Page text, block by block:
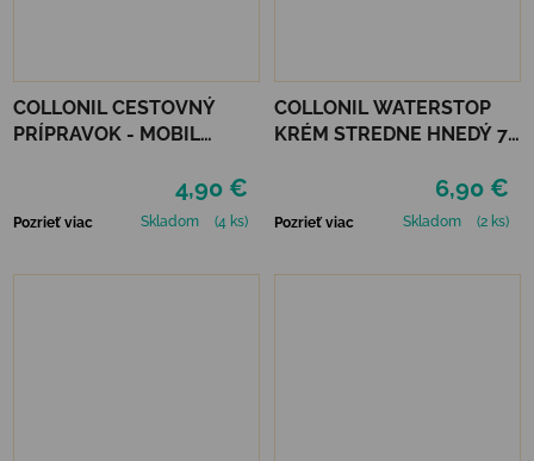
COLLONIL CESTOVNÝ
PRÍPRAVOK - MOBIL
4,90 €
Pozrieť viac Skladom (4 ks)
COLLONIL WATERSTOP
KRÉM STREDNE HNEDÝ 75
6,90 €
Pozrieť viac Skladom (2 ks)